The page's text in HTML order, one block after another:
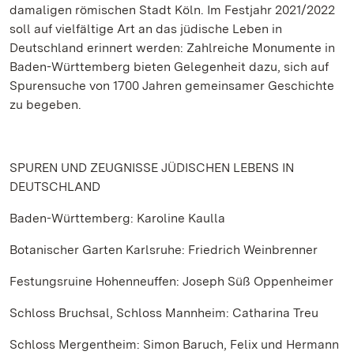
damaligen römischen Stadt Köln. Im Festjahr 2021/2022
soll auf vielfältige Art an das jüdische Leben in
Deutschland erinnert werden: Zahlreiche Monumente in
Baden-Württemberg bieten Gelegenheit dazu, sich auf
Spurensuche von 1700 Jahren gemeinsamer Geschichte
zu begeben.
SPUREN UND ZEUGNISSE JÜDISCHEN LEBENS IN
DEUTSCHLAND
Baden-Württemberg: Karoline Kaulla
Botanischer Garten Karlsruhe: Friedrich Weinbrenner
Festungsruine Hohenneuffen: Joseph Süß Oppenheimer
Schloss Bruchsal, Schloss Mannheim: Catharina Treu
Schloss Mergentheim: Simon Baruch, Felix und Hermann